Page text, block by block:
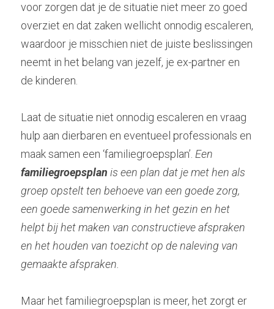
voor zorgen dat je de situatie niet meer zo goed
overziet en dat zaken wellicht onnodig escaleren,
waardoor je misschien niet de juiste beslissingen
neemt in het belang van jezelf, je ex-partner en
de kinderen.
Laat de situatie niet onnodig escaleren en vraag
hulp aan dierbaren en eventueel professionals en
maak samen een ‘familiegroepsplan’.
familiegroepsplan is een plan dat je met hen als
groep opstelt ten behoeve van een goede zorg,
een goede samenwerking in het gezin en het
helpt bij het maken van constructieve afspraken
en het houden van toezicht op de naleving van
gemaakte afspraken.
Maar het familiegroepsplan is meer, het zorgt er